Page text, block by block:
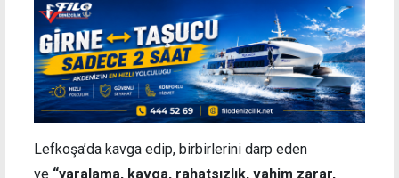
Lefkoşa’da kavga edip, birbirlerini darp eden
ve “yaralama, kavga, rahatsızlık, vahim zarar,